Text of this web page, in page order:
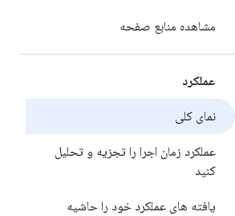
مشاهده منابع صفحه
عملکرد
نمای کلی
عملکرد زمان اجرا را تجزیه و تحلیل
کنید
یافته های عملکرد خود را حاشیه